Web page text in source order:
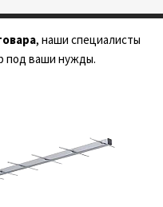
, наши специалисты
под ваши нужды.